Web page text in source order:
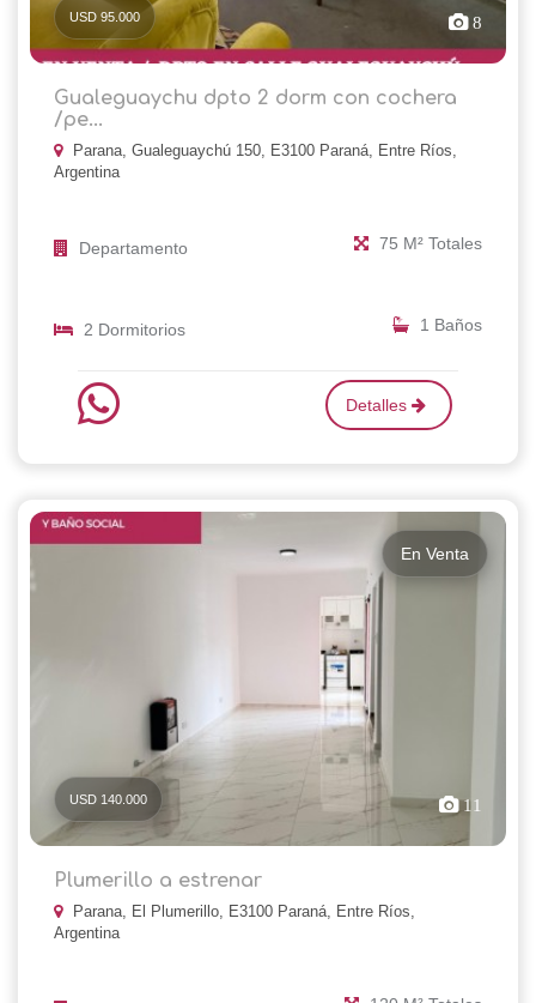
USD 95.000 8
Gualeguaychu dpto 2 dorm con cochera
/pe...
Parana, Gualeguaychú 150, E3100 Paraná, Entre Ríos,
Argentina
Departamento 75 M² Totales
2 Dormitorios 1 Baños
Detalles
En Venta
USD 140.000 11
Plumerillo a estrenar
Parana, El Plumerillo, E3100 Paraná, Entre Ríos,
Argentina